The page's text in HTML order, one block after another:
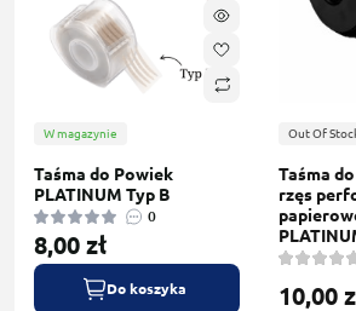
W magazynie
Taśma do Powiek
PLATINUM Typ B
0
8,00 zł
Do koszyka
Out Of
Taśma
rzęs
10,00